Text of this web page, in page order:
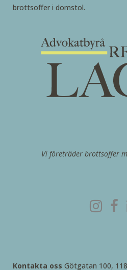
brottsoffer i domstol.
Vi företräder brottsoffer
Kontakta oss Götgatan 100,